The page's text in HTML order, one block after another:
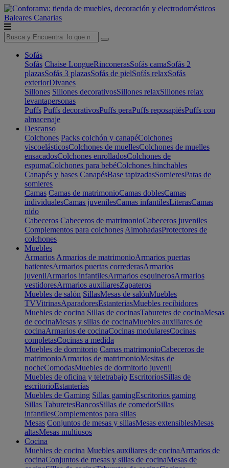
Baleares Canarias
Sofás
Sofás Chaise LongueRinconerasSofás camaSofás 2
plazasSofás 3 plazasSofás de pielSofás relaxSofás
exteriorDivanes
Sillones Sillones decorativosSillones relaxSillones relax
levantapersonas
Puffs Puffs decorativosPuffs peraPuffs reposapiésPuffs con
almacenaje
Descanso
Colchones Packs colchón y canapéColchones
viscoelásticosColchones de muellesColchones de muelles
ensacadosColchones enrolladosColchones de
espumaColchones para bebéColchones hinchables
Canapés y bases CanapésBase tapizadasSomieresPatas de
somieres
Camas Camas de matrimonioCamas doblesCamas
individualesCamas juvenilesCamas infantilesLiterasCamas
nido
Cabeceros Cabeceros de matrimonioCabeceros juveniles
Complementos para colchones AlmohadasProtectores de
colchones
Muebles
Armarios Armarios de matrimonioArmarios puertas
batientesArmarios puertas correderasArmarios
juvenilArmarios infantilesArmarios esquinerosArmarios
vestidoresArmarios auxiliaresZapateros
Muebles de salón SillasMesas de salónMuebles
TVVitrinasAparadoresEstanteriasMuebles recibidores
Muebles de cocina Sillas de cocinasTaburetes de cocinaMesas
de cocinaMesas y sillas de cocinaMuebles auxiliares de
cocinaArmarios de cocinaCocinas modularesCocinas
completasCocinas a medida
Muebles de dormitorio Camas matrimonioCabeceros de
matrimonioArmarios de matrimonioMesitas de
nocheComodasMuebles de dormitorio juvenil
Muebles de oficina y teletrabajo EscritoriosSillas de
escritorioEstanterías
Muebles de Gaming Sillas gamingEscritorios gaming
Sillas TaburetesBancosSillas de comedorSillas
infantilesComplementos para sillas
Mesas Conjuntos de mesas y sillasMesas extensiblesMesas
altasMesas multiusos
Cocina
Muebles de cocina Muebles auxiliares de cocinaArmarios de
cocinaConjuntos de mesas y sillas de cocinaMesas de